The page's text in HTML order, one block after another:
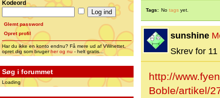
Kodeord
Glemt password
Opret profil
Har du ikke en konto endnu? Få mere ud af VWnettet,
opret dig som brugerher og nu - helt gratis...
Søg i forummet
Loading
Tags: No tags yet.
sunshine
Skrev for
http://
Boble/artikel/